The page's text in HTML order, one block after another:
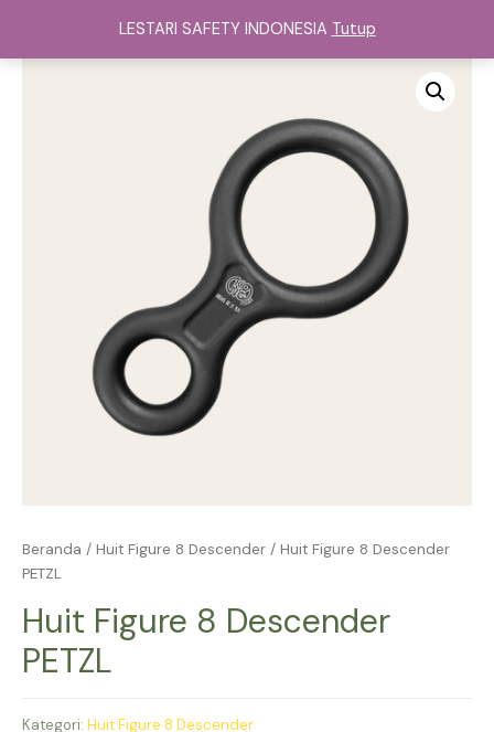
LESTARI SAFETY INDONESIA Tutup
konten
Beranda / Huit Figure 8 Descender / Huit Figure 8 Descender
PETZL
Huit Figure 8 Descender
PETZL
Kategori: Huit Figure 8 Descender